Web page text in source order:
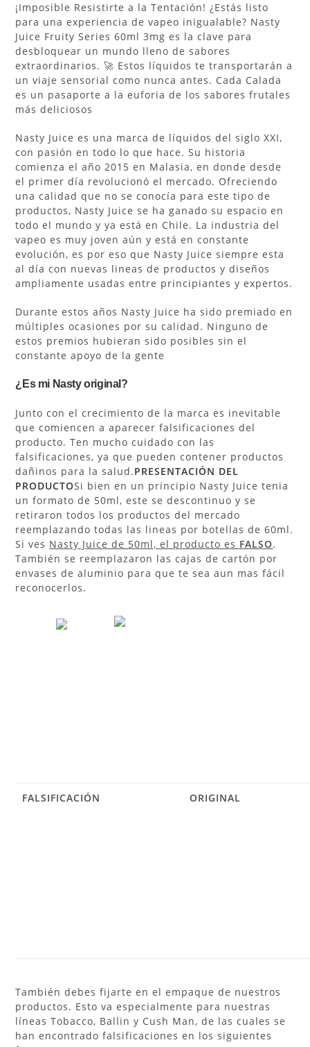
¡Imposible Resistirte a la Tentación! ¿Estás listo
para una experiencia de vapeo inigualable? Nasty
Juice Fruity Series 60ml 3mg es la clave para
desbloquear un mundo lleno de sabores
extraordinarios. 🚀 Estos líquidos te transportarán a
un viaje sensorial como nunca antes. Cada Calada
es un pasaporte a la euforia de los sabores frutales
más deliciosos
Nasty Juice es una marca de líquidos del siglo XXI,
con pasión en todo lo que hace. Su historia
comienza el año 2015 en Malasia, en donde desde
el primer día revolucionó el mercado. Ofreciendo
una calidad que no se conocía para este tipo de
productos, Nasty Juice se ha ganado su espacio en
todo el mundo y ya está en Chile. La industria del
vapeo es muy joven aún y está en constante
evolución, es por eso que Nasty Juice siempre esta
al día con nuevas lineas de productos y diseños
ampliamente usadas entre principiantes y expertos.
Durante estos años Nasty Juice ha sido premiado en
múltiples ocasiones por su calidad. Ninguno de
estos premios hubieran sido posibles sin el
constante apoyo de la gente
¿Es mi Nasty original?
Junto con el crecimiento de la marca es inevitable
que comiencen a aparecer falsificaciones del
producto. Ten mucho cuidado con las
falsificaciones, ya que pueden contener productos
dañinos para la salud.PRESENTACIÓN DEL
PRODUCTOSi bien en un principio Nasty Juice tenia
un formato de 50ml, este se descontinuo y se
retiraron todos los productos del mercado
reemplazando todas las lineas por botellas de 60ml.
Si ves Nasty Juice de 50ml, el producto es FALSO.
También se reemplazaron las cajas de cartón por
envases de aluminio para que te sea aun mas fácil
reconocerlos.
FALSIFICACIÓN ORIGINAL
También debes fijarte en el empaque de nuestros
productos. Esto va especialmente para nuestras
líneas Tobacco, Ballin y Cush Man, de las cuales se
han encontrado falsificaciones en los siguientes